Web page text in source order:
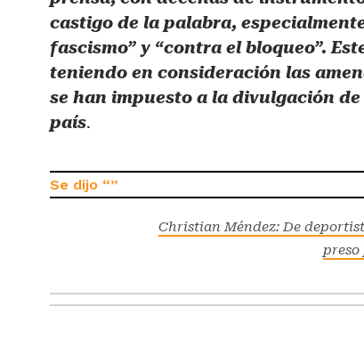
castigo de la palabra,
fascismo” y “contra el bloqueo”.
teniendo en consideración las
se han impuesto a la divulgación
país.
Christian Méndez: De